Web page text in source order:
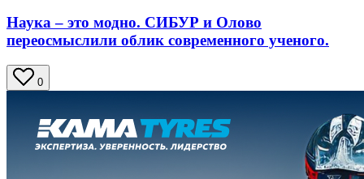
Наука – это модно. СИБУР и Олово
переосмыслили облик современного ученого.
0